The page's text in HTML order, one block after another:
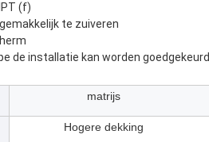
(f)
te zuiveren
de installatie kan worden goedgekeurd
matrijs
Hogere dekking